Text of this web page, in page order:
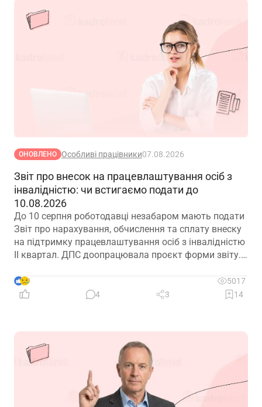
ОНОВЛЕНО Особливі працівники07.08.2026
Звіт про внесок на працевлаштування осіб з
інвалідністю: чи встигаємо подати до
10.08.2026
До 10 серпня роботодавці незабаром мають подати
Звіт про нарахування, обчислення та сплату внеску
на підтримку працевлаштування осіб з інвалідністю
ІІ квартал. ДПС доопрацювала проєкт форми звіту.
далі
9
5017
4
3 14